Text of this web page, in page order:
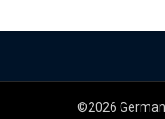
©2026